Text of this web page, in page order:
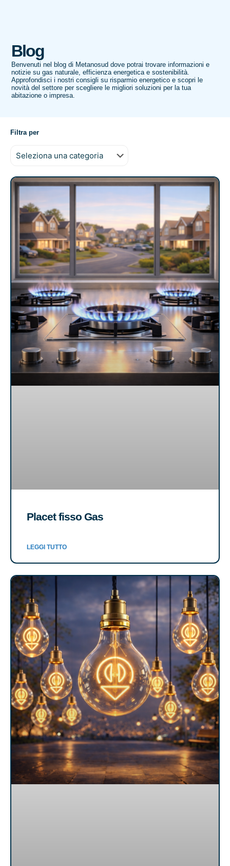
Blog
Benvenuti nel blog di Metanosud dove potrai trovare informazioni e
notizie su gas naturale, efficienza energetica e sostenibilità.
Approfondisci i nostri consigli su risparmio energetico e scopri le
novità del settore per scegliere le migliori soluzioni per la tua
abitazione o impresa.
Filtra per
Placet fisso Gas
LEGGI TUTTO